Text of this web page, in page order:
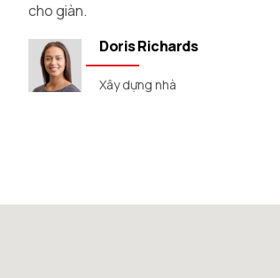
không gặp vấn đề gì.
Peter Jackson
Dự án xây dựng công trình